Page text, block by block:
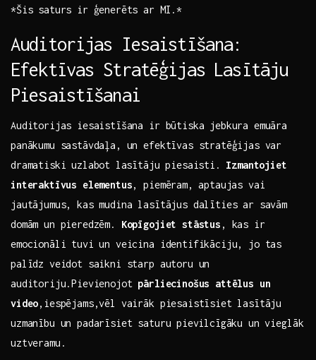
*Šis saturs ir ģenerēts ar MI.*
Auditorijas Iesaistīšana:
Efektīvas Stratēģijas⁣ Lasītāju
Piesaistīšanai
Auditorijas iesaistīšana ir būtiska jebkura emuāra
panākumu sastāvdaļa, un efektīvas stratēģijas var
dramatiski uzlabot⁣ lasītāju piesaisti.⁢ Izmantojiet
interaktīvus elementus, piemēram,⁢ aptaujas vai
jautājumus, kas mudina lasītājus dalīties ar savām
domām un pieredzēm. Kopīgojiet ​stāstus , kas ir
emocionāli‍ tuvi un veicina identifikāciju, jo tas
palīdz veidot saikni starp autoru un
auditoriju.Pievienojot pārliecinošus attēlus un
video,iespējams,vēl vairāk piesaistīsiet lasītāju
uzmanību un‌ padarīsiet saturu⁢ pievilcīgāku un vieglāk
uztveramu.